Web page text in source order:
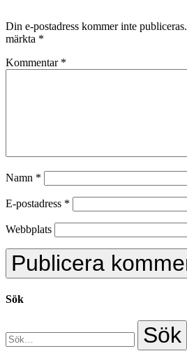
Din e-postadress kommer inte publiceras.
märkta *
Kommentar *
Namn *
E-postadress *
Webbplats
Sök